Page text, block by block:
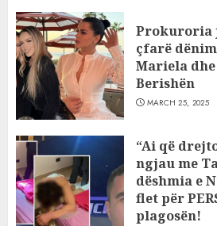
Prokuroria
çfarë
Mariela
Berishën
MARCH 25, 2025
“Ai që
ngjau me
dëshmia e
flet për
plagosën!